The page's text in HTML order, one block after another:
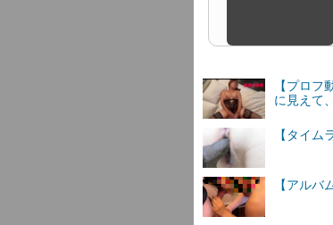
【プロ
に見えて
【タイ
【アル